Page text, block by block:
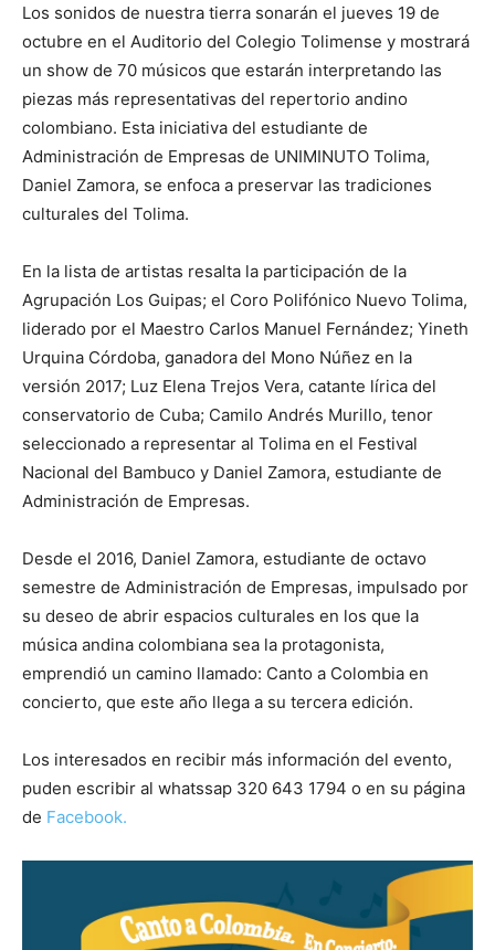
Los sonidos de nuestra tierra sonarán el jueves 19 de
octubre en el Auditorio del Colegio Tolimense y mostrará
un show de 70 músicos que estarán interpretando las
piezas más representativas del repertorio andino
colombiano. Esta iniciativa del estudiante de
Administración de Empresas de UNIMINUTO Tolima,
Daniel Zamora, se enfoca a preservar las tradiciones
culturales del Tolima.
En la lista de artistas resalta la participación de la
Agrupación Los Guipas; el Coro Polifónico Nuevo Tolima,
liderado por el Maestro Carlos Manuel Fernández; Yineth
Urquina Córdoba, ganadora del Mono Núñez en la
versión 2017; Luz Elena Trejos Vera, catante lírica del
conservatorio de Cuba; Camilo Andrés Murillo, tenor
seleccionado a representar al Tolima en el Festival
Nacional del Bambuco y Daniel Zamora, estudiante de
Administración de Empresas.
Desde el 2016, Daniel Zamora, estudiante de octavo
semestre de Administración de Empresas, impulsado por
su deseo de abrir espacios culturales en los que la
música andina colombiana sea la protagonista,
emprendió un camino llamado: Canto a Colombia en
concierto, que este año llega a su tercera edición.
Los interesados en recibir más información del evento,
puden escribir al whatssap 320 643 1794 o en su página
de Facebook.